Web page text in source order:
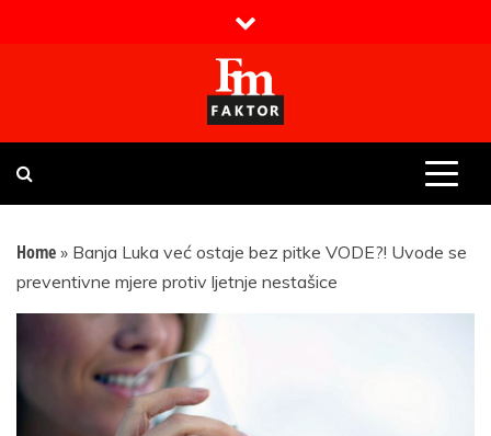
Faktor magazin
Uvijek presudan
Home » Banja Luka već ostaje bez pitke VODE?! Uvode se
preventivne mjere protiv ljetnje nestašice